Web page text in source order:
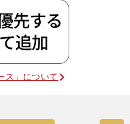
ス」について